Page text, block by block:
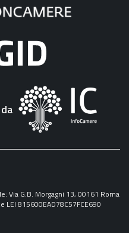
Via G.B. Morgagni 13, 00161 Roma
815600EAD78C57FCE690